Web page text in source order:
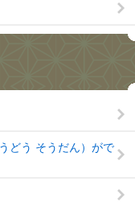
どう そうだん）がで